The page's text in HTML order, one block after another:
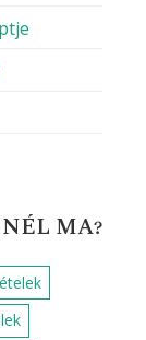
MA?